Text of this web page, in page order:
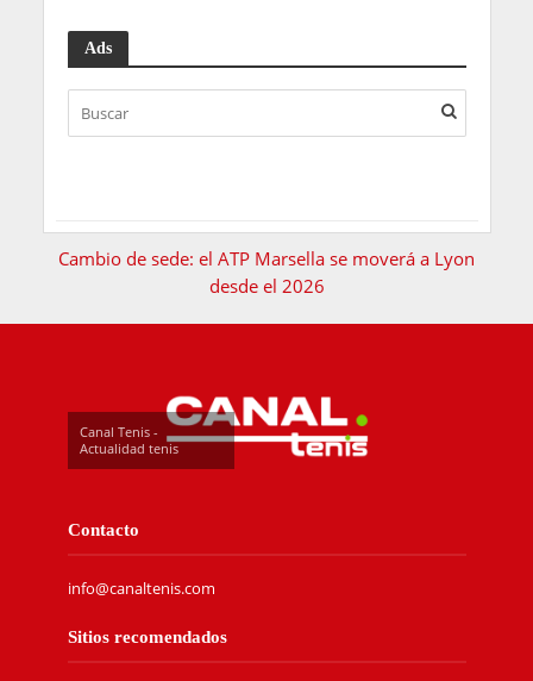
Ads
Cambio de sede: el ATP Marsella se moverá a Lyon
desde el 2026
Canal Tenis -
Actualidad tenis
Contacto
info@canaltenis.com
Sitios recomendados